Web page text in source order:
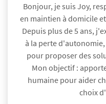
Bonjour, je suis Joy,
en maintien à domicile
Depuis plus de 5 ans,
à la perte
pour proposer des
Mon objectif :
humaine pour aider
choix